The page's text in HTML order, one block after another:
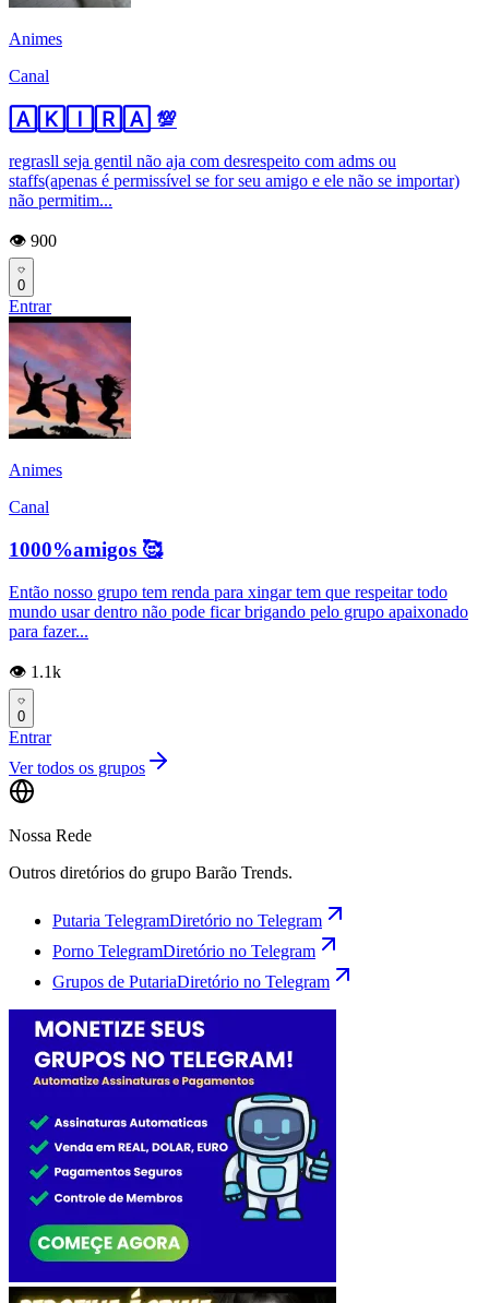
Animes
Canal
🄰🄺🄸🅁🄰 💯
regrasll seja gentil não aja com desrespeito com adms ou
staffs(apenas é permissível se for seu amigo e ele não se importar)
não permitim...
👁️ 900
0
Entrar
Animes
Canal
1000%amigos 🥰
Então nosso grupo tem renda para xingar tem que respeitar todo
mundo usar dentro não pode ficar brigando pelo grupo apaixonado
para fazer...
👁️ 1.1k
0
Entrar
Ver todos os grupos
Nossa Rede
Outros diretórios do grupo Barão Trends.
Putaria TelegramDiretório no Telegram
Porno TelegramDiretório no Telegram
Grupos de PutariaDiretório no Telegram